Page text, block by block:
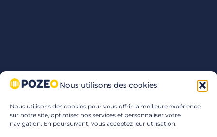
Nous utilisons des cookies
Nous utilisons des cookies pour vous offrir la meilleure expérience
sur notre site, optimiser nos services et personnaliser votre
navigation. En poursuivant, vous acceptez leur utilisation.